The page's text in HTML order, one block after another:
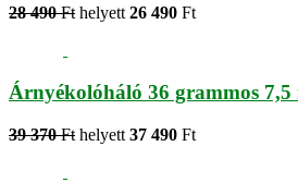
28 490 Fthelyett26 490 Ft
Árnyékolóháló 36 grammos 7,5
39 370 Ft helyett 37 490 Ft